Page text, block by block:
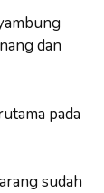
dan
pada
sudah